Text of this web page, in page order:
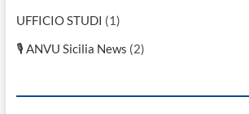
UFFICIO STUDI (1)
🎙 ANVU Sicilia News (2)